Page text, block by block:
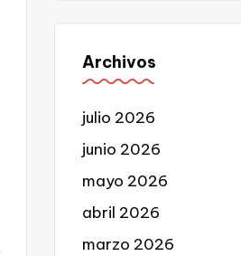
Archivos
julio 2026
junio 2026
mayo 2026
abril 2026
marzo 2026